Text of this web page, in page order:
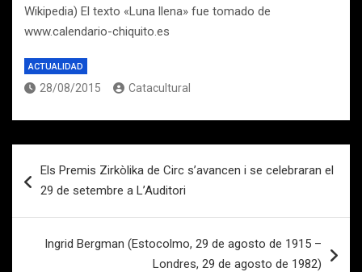
Wikipedia) El texto «Luna llena» fue tomado de
www.calendario-chiquito.es
ACTUALIDAD
28/08/2015 Catacultural
de
Els Premis Zirkòlika de Circ s’avancen i se celebraran el
29 de setembre a L’Auditori
Ingrid Bergman (Estocolmo, 29 de agosto de 1915 –
Londres, 29 de agosto de 1982)